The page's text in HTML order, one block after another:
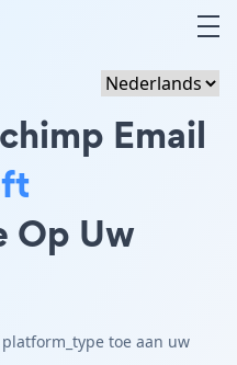
Email
Op Uw
toe aan uw